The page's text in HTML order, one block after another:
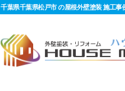
千葉県千葉県松戸市 の屋根外壁塗装 施工事